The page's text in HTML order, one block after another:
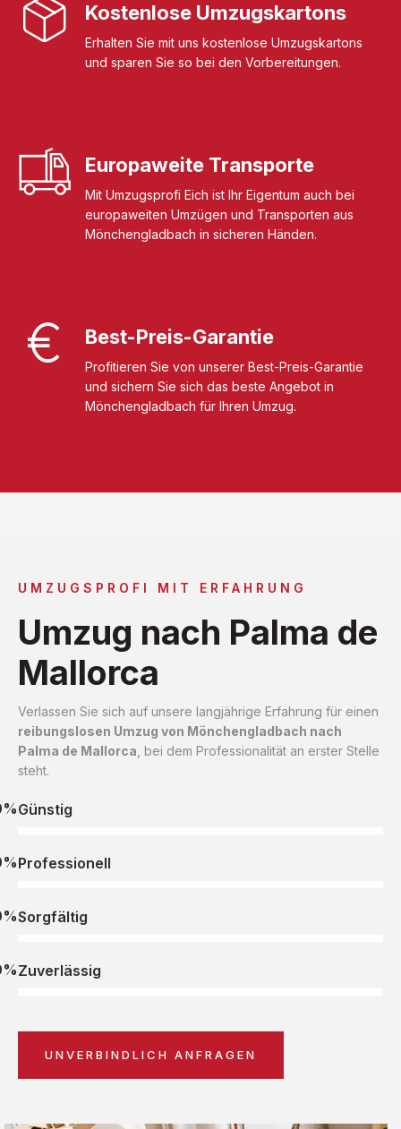
Kostenlose Umzugskartons
Erhalten Sie mit uns kostenlose Umzugskartons
und sparen Sie so bei den Vorbereitungen.
Europaweite Transporte
Mit Umzugsprofi Eich ist Ihr Eigentum auch bei
europaweiten Umzügen und Transporten aus
Mönchengladbach in sicheren Händen.
Best-Preis-Garantie
Profitieren Sie von unserer Best-Preis-Garantie
und sichern Sie sich das beste Angebot in
Mönchengladbach für Ihren Umzug.
UMZUGSPROFI MIT ERFAHRUNG
Umzug nach Palma de
Mallorca
Verlassen Sie sich auf unsere langjährige Erfahrung für einen
reibungslosen Umzug von Mönchengladbach nach
Palma de Mallorca , bei dem Professionalität an erster Stelle
steht.
Günstig
Professionell
Sorgfältig
Zuverlässig
UNVERBINDLICH ANFRAGEN